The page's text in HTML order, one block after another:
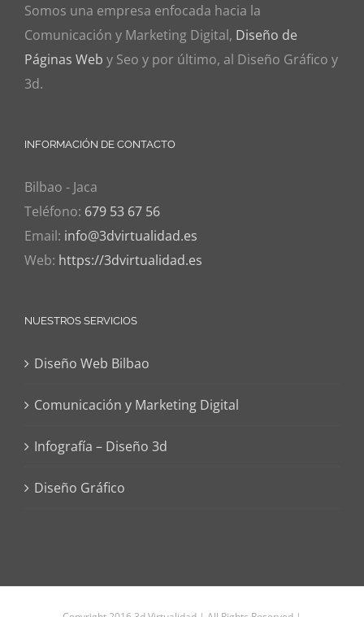
Somos una empresa enfocada hacia la
Comunicación y Marketing Digital, Diseño de
Páginas Web y Seo y por último, al Diseño Gráfico y
3d.
INFORMACIÓN DE CONTACTO
Bilbao - Jaca
Teléfono: 679 53 67 56
Email: info@3dvirtualidad.es
Web: https://3dvirtualidad.es
NUESTROS SERVICIOS
Diseño Web Bilbao
Comunicación y Marketing Digital
Infografía – Diseño 3d
Diseño Gráfico